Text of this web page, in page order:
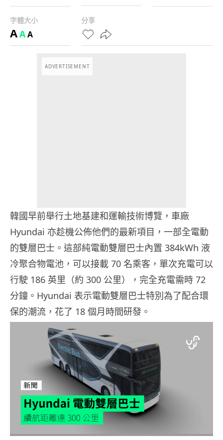
字體大小
AAA
分享
ADVERTISEMENT
韓國早前舉行土地基建和運輸技術博覽，車廠
Hyundai 亦趁機公佈他們的最新項目，一部全電動
的雙層巴士。這部純電動雙層巴士內置 384kWh 液
冷聚合物電池，可以接載 70 名乘客，單次充電可以
行駛 186 英里（約 300 公里），完全充電需時 72
分鐘。Hyundai 表示電動雙層巴士特別為了配合環
保的潮流，花了 18 個月時間研發。